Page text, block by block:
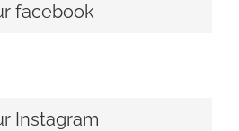
facebook
Instagram